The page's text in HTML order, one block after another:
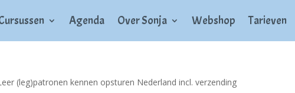
Agenda Over Sonja Webshop Tarieven
(leg)patronen kennen opsturen Nederland incl. verzending